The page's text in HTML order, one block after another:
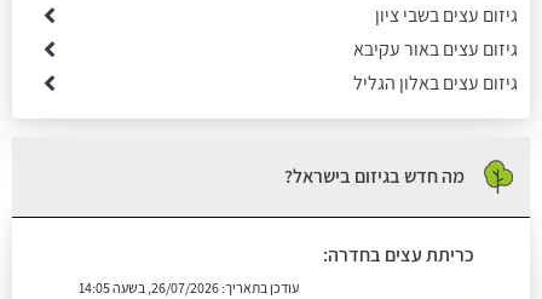
גיזום עצים בשבי ציון
גיזום עצים באור עקיבא
גיזום עצים באלון הגליל
מה חדש בגיזום בישראל?
כריתת עצים בחדרה:
עודכן בתאריך:26/07/2026, בשעה 14:05